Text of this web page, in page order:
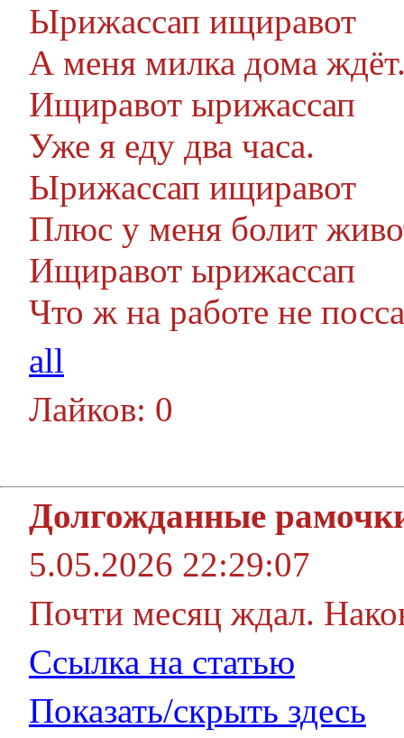
Ырижассап ищиравот
А меня милка дома
Ищиравот ырижассап
Уже я еду два часа.
Ырижассап ищиравот
Плюс у меня болит
Ищиравот ырижассап
Что ж на работе не
all
Лайков: 0
Долгожданные
5.05.2026 22:29:07
Почти месяц ждал.
Ссылка на статью
Показать/скрыть здесь